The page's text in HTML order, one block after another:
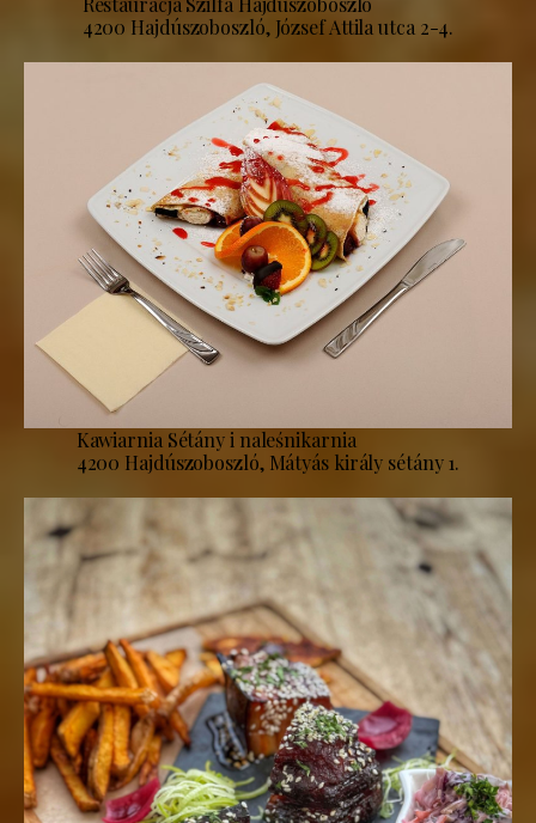
4200 Hajdúszoboszló, József Attila utca 2-4.
Kawiarnia Sétány i naleśnikarnia
4200 Hajdúszoboszló, Mátyás király sétány 1.